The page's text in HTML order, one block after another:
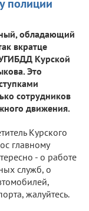
полиции
обладающий
вкратце
Курской
Это
сотрудников
движения.
Курского
главному
- о работе
служб, о
жалуйтесь.